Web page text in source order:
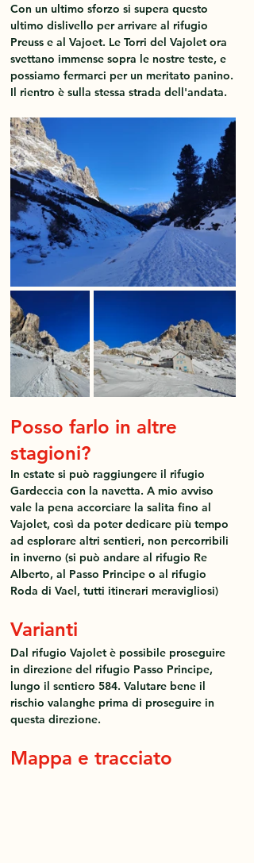
Con un ultimo sforzo si supera questo
ultimo dislivello per arrivare al rifugio
Preuss e al Vajoet. Le Torri del Vajolet ora
svettano immense sopra le nostre teste, e
possiamo fermarci per un meritato panino.
Il rientro è sulla stessa strada dell'andata.
Posso farlo in altre
stagioni?
In estate si può raggiungere il rifugio
Gardeccia con la navetta. A mio avviso
vale la pena accorciare la salita fino al
Vajolet, così da poter dedicare più tempo
ad esplorare altri sentieri, non percorribili
in inverno (si può andare al rifugio Re
Alberto, al Passo Principe o al rifugio
Roda di Vael, tutti itinerari meravigliosi)
Varianti
Dal rifugio Vajolet è possibile proseguire
in direzione del rifugio Passo Principe,
lungo il sentiero 584. Valutare bene il
rischio valanghe prima di proseguire in
questa direzione.
Mappa e tracciato